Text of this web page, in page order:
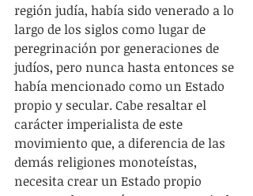
región judía, había sido venerado a lo
largo de los siglos como lugar de
peregrinación por generaciones de
judíos, pero nunca hasta entonces se
había mencionado como un Estado
propio y secular. Cabe resaltar el
carácter imperialista de este
movimiento que, a diferencia de las
demás religiones monoteístas,
necesita crear un Estado propio